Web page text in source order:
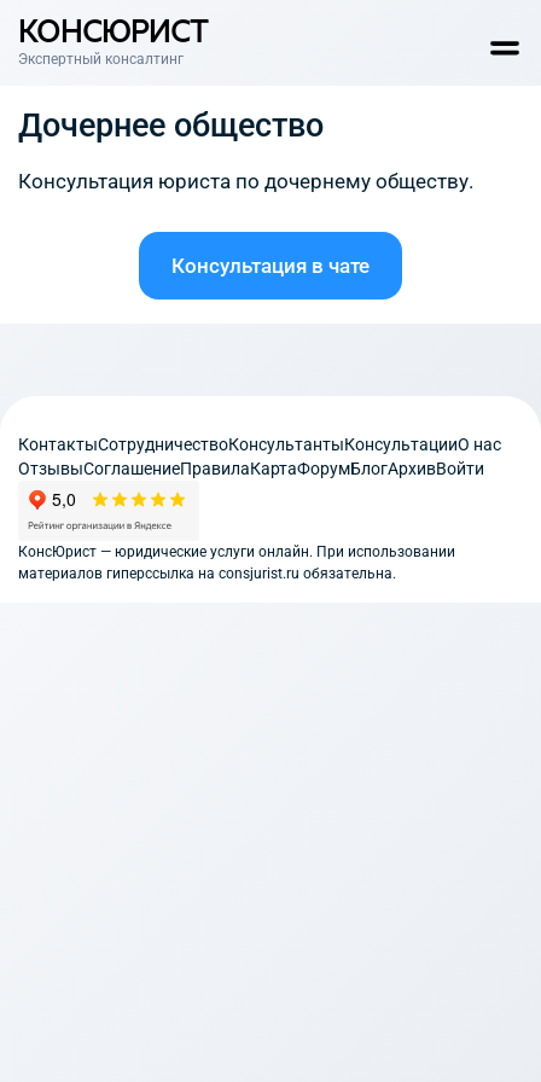
КОНСЮРИСТ
Экспертный консалтинг
Дочернее общество
Консультация юриста по дочернему обществу.
Консультация в чате
КонтактыСотрудничествоКонсультантыКонсультацииО нас
ОтзывыСоглашениеПравилаКартаФорумБлогАрхивВойти
КонсЮрист — юридические услуги онлайн. При использовании
материалов гиперссылка на consjurist.ru обязательна.